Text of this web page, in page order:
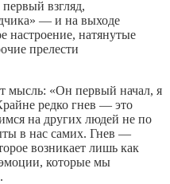
взгляд,
— и на выходе
настроение, натянутые
прелести
мысль: «Он первый начал, я
редко гнев — это
на других людей не по
в нас самих. Гнев —
возникает лишь как
эмоции, которые мы